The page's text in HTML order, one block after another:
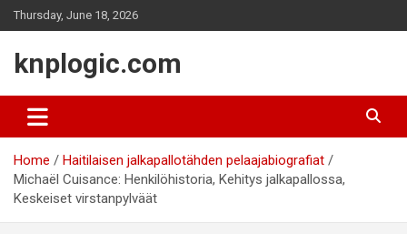
Skip
to
Thursday, June 18, 2026
knplogic.com
Home
Haitilaisen jalkapallotähden pelaajabiografiat
Michaël Cuisance: Henkilöhistoria, Kehitys jalkapallossa,
Keskeiset virstanpylväät